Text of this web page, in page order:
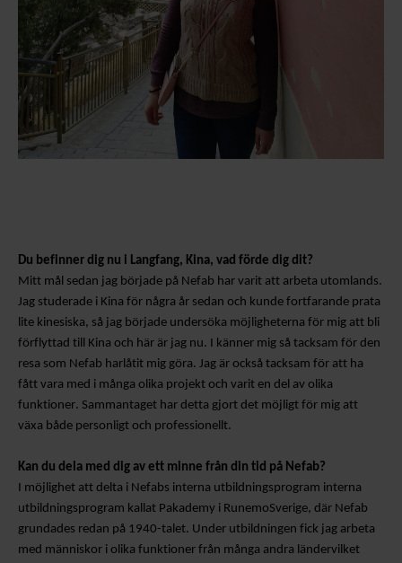
Du befinner dig nu i Langfang, Kina, vad förde dig dit?
Mitt mål sedan jag började på Nefab har varit att arbeta utomlands.
Jag studerade i Kina för några år sedan och kunde fortfarande prata
lite kinesiska, så jag började undersöka möjligheterna för mig att bli
förflyttad till Kina och här är jag nu. I känner mig så tacksam för den
resa som Nefab harlåtit mig göra. Jag är också tacksam för att ha
fått vara med i många olika projekt och varit en del av olika
funktioner. Sammantaget har detta gjort det möjligt för mig att
växa både personligt och professionellt.
Kan du dela med dig av ett minne från din tid på Nefab?
I möjlighet att delta i Nefabs interna utbildningsprogram interna
utbildningsprogram kallat Pakademy i RunemoSverige, där Nefab
grundades redan på 1940-talet. Under utbildningen fick jag arbeta
med människor i olika funktioner från många andra ländervilket